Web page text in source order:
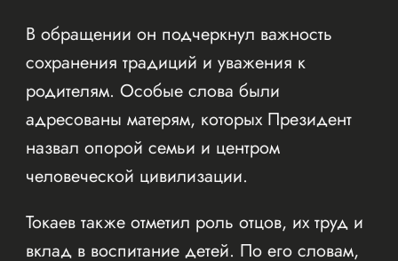
В обращении он подчеркнул важность
сохранения традиций и уважения к
родителям. Особые слова были
адресованы матерям, которых Президент
назвал опорой семьи и центром
человеческой цивилизации.
Токаев также отметил роль отцов, их труд и
вклад в воспитание детей. По его словам,